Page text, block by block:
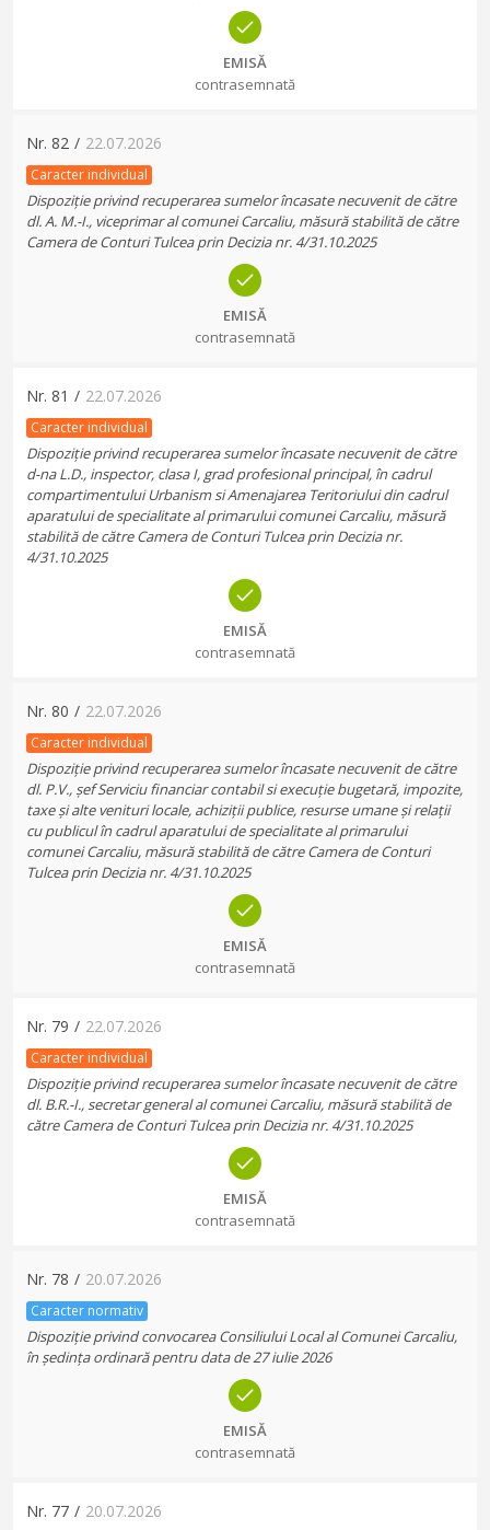
EMISĂ
contrasemnată
Nr. 82 / 22.07.2026
Caracter individual
Dispoziție privind recuperarea sumelor încasate necuvenit de către
dl. A. M.-I., viceprimar al comunei Carcaliu, măsură stabilită de către
Camera de Conturi Tulcea prin Decizia nr. 4/31.10.2025
EMISĂ
contrasemnată
Nr. 81 / 22.07.2026
Caracter individual
Dispoziție privind recuperarea sumelor încasate necuvenit de către
d-na L.D., inspector, clasa I, grad profesional principal, în cadrul
compartimentului Urbanism si Amenajarea Teritoriului din cadrul
aparatului de specialitate al primarului comunei Carcaliu, măsură
stabilită de către Camera de Conturi Tulcea prin Decizia nr.
4/31.10.2025
EMISĂ
contrasemnată
Nr. 80 / 22.07.2026
Caracter individual
Dispoziție privind recuperarea sumelor încasate necuvenit de către
dl. P.V., șef Serviciu financiar contabil si execuție bugetară, impozite,
taxe și alte venituri locale, achiziții publice, resurse umane și relații
cu publicul în cadrul aparatului de specialitate al primarului
comunei Carcaliu, măsură stabilită de către Camera de Conturi
Tulcea prin Decizia nr. 4/31.10.2025
EMISĂ
contrasemnată
Nr. 79 / 22.07.2026
Caracter individual
Dispoziție privind recuperarea sumelor încasate necuvenit de către
dl. B.R.-I., secretar general al comunei Carcaliu, măsură stabilită de
către Camera de Conturi Tulcea prin Decizia nr. 4/31.10.2025
EMISĂ
contrasemnată
Nr. 78 / 20.07.2026
Caracter normativ
Dispoziție privind convocarea Consiliului Local al Comunei Carcaliu,
în ședința ordinară pentru data de 27 iulie 2026
EMISĂ
contrasemnată
Nr. 77 / 20.07.2026